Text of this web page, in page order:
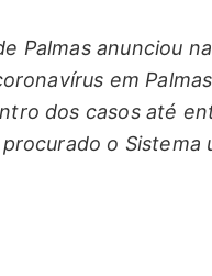
Palmas anunciou
em
dos casos até
o Sistema